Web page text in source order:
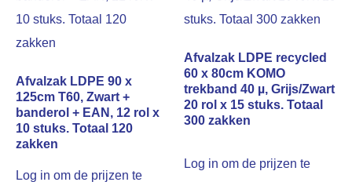
Afvalzak LDPE 90 x
125cm T60, Zwart +
banderol + EAN, 12 rol x
10 stuks. Totaal 120
zakken
Log in om de prijzen te
Afvalzak LDPE recycled
60 x 80cm KOMO
trekband 40 µ, Grijs/Zwart
20 rol x 15 stuks. Totaal
300 zakken
Log in om de prijzen te